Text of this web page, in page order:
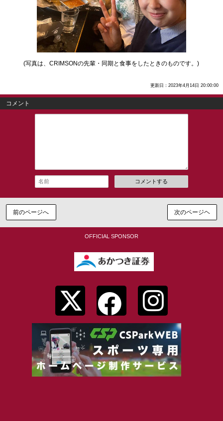
(写真は、CRIMSONの先輩・同期と食事をしたときのものです。)
更新日：2023年4月14日 20:00:00
コメント
コメントする
前のページへ 次のページヘ
OFFICIAL SPONSOR